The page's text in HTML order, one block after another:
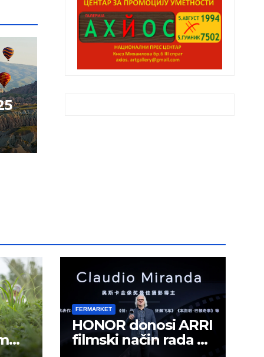
FERMARKET
HONOR donosi ARRI
filmski način rada u